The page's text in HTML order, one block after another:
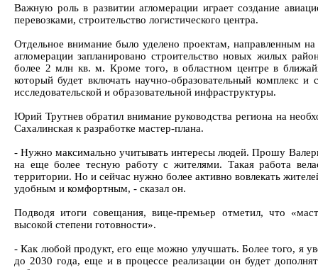
Важную роль в развитии агломерации играет создание
перевозками, строительство логистического центра.
Отдельное внимание было уделено проектам, направленным
агломерации запланировано строительство новых жилых
более 2 млн кв. м. Кроме того, в областном центре в
который будет включать научно-образовательный комплекс и
исследовательской и образовательной инфраструктуры.
Юрий Трутнев обратил внимание руководства региона на
Сахалинская к разработке мастер-плана.
- Нужно максимально учитывать интересы людей. Прошу
на еще более тесную работу с жителями. Такая работа
территории. Но и сейчас нужно более активно вовлекать
удобным и комфортным, - сказал он.
Подводя итоги совещания, вице-премьер отметил, что
высокой степени готовности».
- Как любой продукт, его еще можно улучшать. Более того, я
до 2030 года, еще и в процессе реализации он будет